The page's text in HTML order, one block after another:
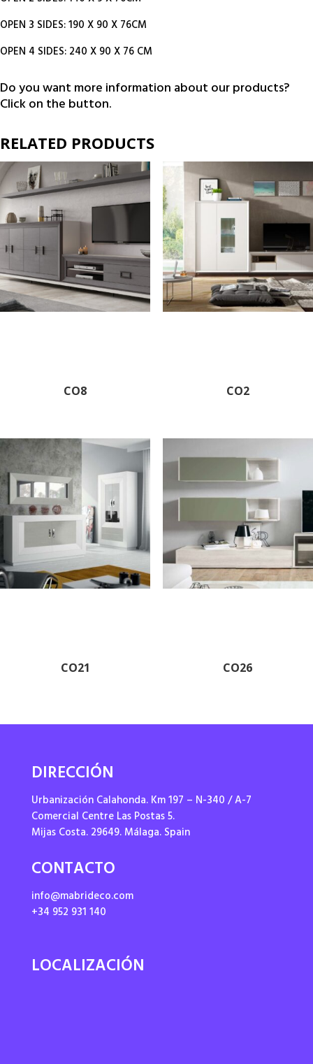
OPEN 3 SIDES: 190 X 90 X 76CM
OPEN 4 SIDES: 240 X 90 X 76 CM
Do you want more information about our products?
Click on the button.
RELATED PRODUCTS
CO8 CO2
CO21 CO26
DIRECCIÓN
Urbanización Calahonda. Km 197 – N-340 / A-7
Comercial Centre Las Postas 5.
Mijas Costa. 29649. Málaga. Spain
CONTACTO
info@mabrideco.com
+34 952 931 140
LOCALIZACIÓN